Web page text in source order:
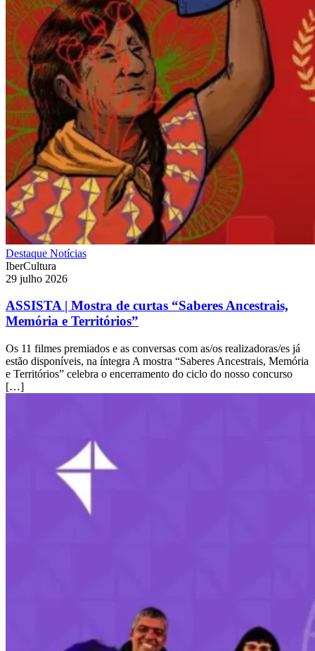
Destaque Notícias
IberCultura
29 julho 2026
ASSISTA | Mostra de curtas “Saberes Ancestrais,
Memória e Territórios”
Os 11 filmes premiados e as conversas com as/os realizadoras/es já
estão disponíveis, na íntegra A mostra “Saberes Ancestrais, Memória
e Territórios” celebra o encerramento do ciclo do nosso concurso
[…]